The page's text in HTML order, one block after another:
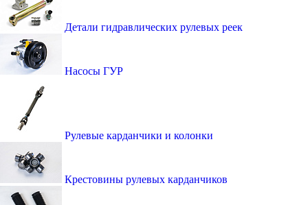
Детали гидравлических рулевых реек
Насосы ГУР
Рулевые карданчики и колонки
Крестовины рулевых карданчиков